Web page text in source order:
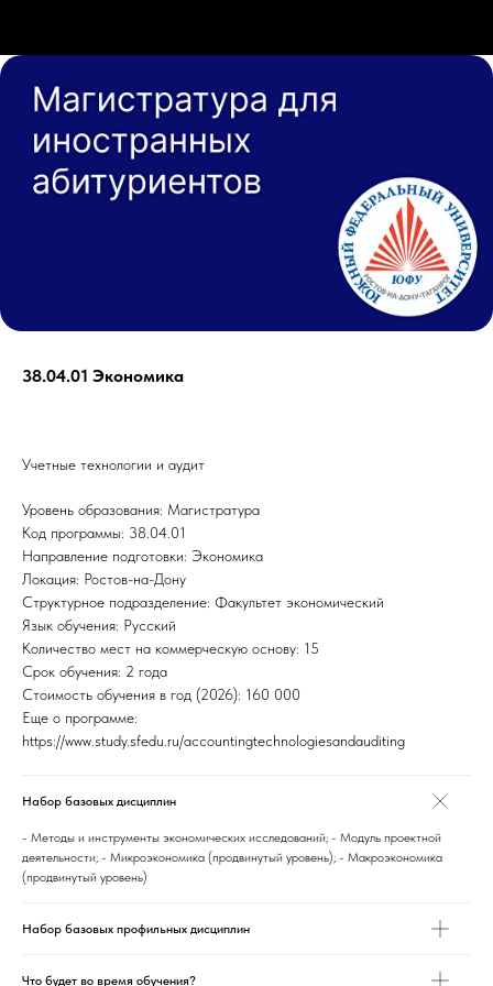
38.04.01 Экономика
Учетные технологии и аудит
Уровень образования: Магистратура
Код программы: 38.04.01
Направление подготовки: Экономика
Локация: Ростов-на-Дону
Структурное подразделение: Факультет экономический
Язык обучения: Русский
Количество мест на коммерческую основу: 15
Срок обучения: 2 года
Стоимость обучения в год (2026): 160 000
Еще о программе:
https://www.study.sfedu.ru/accountingtechnologiesandauditing
Набор базовых дисциплин
- Методы и инструменты экономических исследований; - Модуль проектной
деятельности; - Микроэкономика (продвинутый уровень); - Макроэкономика
(продвинутый уровень)
Набор базовых профильных дисциплин
Что будет во время обучения?